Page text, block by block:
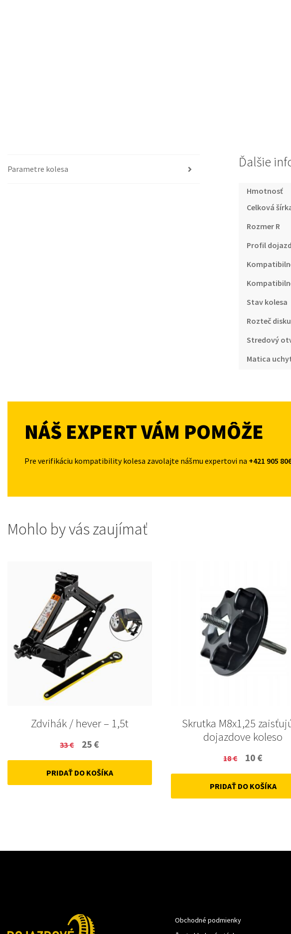
Parametre kolesa Ďalšie
Hmotnosť
Celková
Rozmer R
Profil
Stav kolesa
Rozteč disku
Stredový
Matica
NÁŠ EXPERT VÁM POMÔŽE
Pre verifikáciu kompatibility kolesa zavolajte nášmu expertovi na +421 905
Mohlo by vás zaujímať
Zdvihák / hever – 1,5t
33€
Original
price
was:
25 €
price
is:
PRIDAŤ DO KOŠÍKA
Skrutka M8x1,25
dojazdove koleso
18€
Original
price
was:
10 €
price
is:
PRIDAŤ DO KOŠÍKA
Obchodné podmienky